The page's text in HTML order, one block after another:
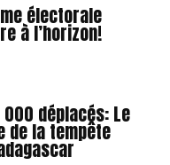
électorale
à l’horizon!
déplacés: Le
de la tempête